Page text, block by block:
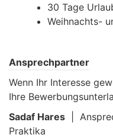
30 Tage
Weihnachts-
Ansprechpartner
Wenn Ihr Interesse
Ihre
Sadaf Hares |
Praktika